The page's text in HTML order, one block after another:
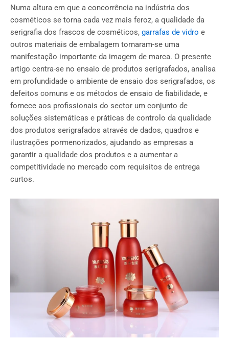
Numa altura em que a concorrência na indústria dos
cosméticos se torna cada vez mais feroz, a qualidade da
serigrafia dos frascos de cosméticos, garrafas de vidro e
outros materiais de embalagem tornaram-se uma
manifestação importante da imagem de marca. O presente
artigo centra-se no ensaio de produtos serigrafados, analisa
em profundidade o ambiente de ensaio dos serigrafados, os
defeitos comuns e os métodos de ensaio de fiabilidade, e
fornece aos profissionais do sector um conjunto de
soluções sistemáticas e práticas de controlo da qualidade
dos produtos serigrafados através de dados, quadros e
ilustrações pormenorizados, ajudando as empresas a
garantir a qualidade dos produtos e a aumentar a
competitividade no mercado com requisitos de entrega
curtos.